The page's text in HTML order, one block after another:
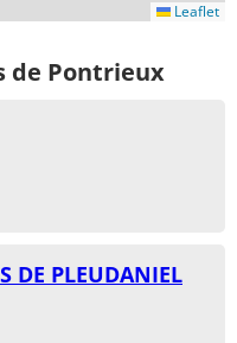
Leaflet
de Pontrieux
DE PLEUDANIEL